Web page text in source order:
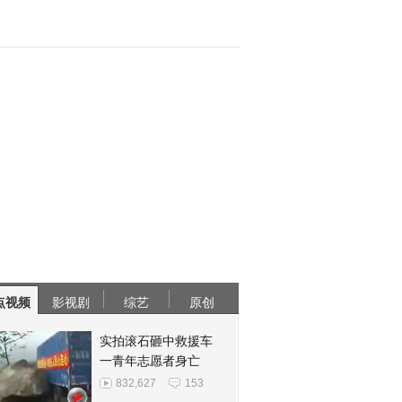
视频 影视剧 综艺 原创
实拍滚石砸中救援车
一青年志愿者身亡
832,627 153